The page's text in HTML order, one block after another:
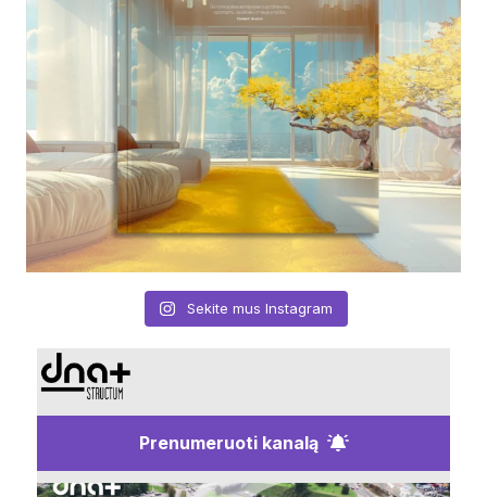
Sekite mus Instagram
Prenumeruoti kanalą